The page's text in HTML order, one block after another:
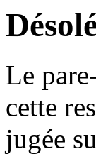
Le
cette
jugée